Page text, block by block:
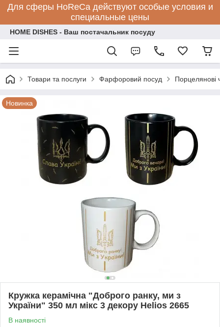
Для сферы HoReCa действуют особые условия и
специальные цены
HOME DISHES - Ваш постачальник посуду
Товари та послуги Фарфоровий посуд Порцелянові
Новинка
Кружка керамічна "Доброго ранку, ми з
України" 350 мл мікс 3 декору Helios 2665
В наявності